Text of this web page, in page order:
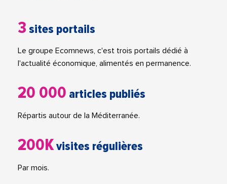
3 sites portails
Le groupe Ecomnews, c'est trois portails dédié à
l'actualité économique, alimentés en permanence.
20 000 articles publiés
Répartis autour de la Méditerranée.
200Kvisites régulières
Par mois.